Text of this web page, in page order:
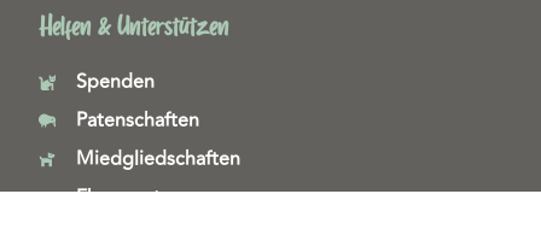
Helfen & Unterstützen
Spenden
Patenschaften
Miedgliedschaften
Ehrenamt